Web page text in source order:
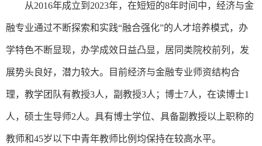
从2016年成立到2023年，在短短的8年时间中，经济与金
融专业通过不断探索和实践“融合强化”的人才培养模式，办
学特色不断显现，办学成效日益凸显，居同类院校前列，发
展势头良好，潜力较大。目前经济与金融专业师资结构合
理，教学团队有教授3人，副教授3人；博士7人，在读博士1
人，硕士生导师2人。具有博士学位、具备副教授以上职称的
教师和45岁以下中青年教师比例均保持在较高水平。